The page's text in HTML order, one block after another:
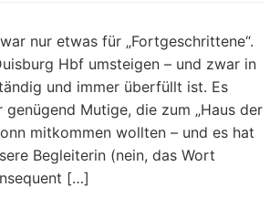
nur etwas für „Fortgeschrittene“.
Hbf umsteigen – und zwar in
und immer überfüllt ist. Es
genügend Mutige, die zum „Haus der
mitkommen wollten – und es hat
Begleiterin (nein, das Wort
[…]